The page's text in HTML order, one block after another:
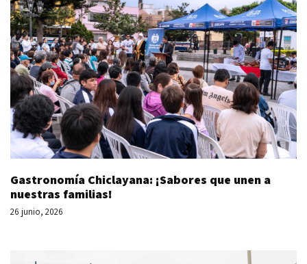
Gastronomía Chiclayana: ¡Sabores que unen a
nuestras familias!
26 junio, 2026